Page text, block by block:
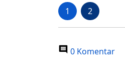
1 2
0 Komentar